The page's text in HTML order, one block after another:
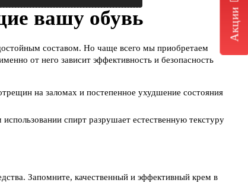
Акции
вашу обувь
составом. Но чаще всего мы приобретаем
от него зависит эффективность и безопасность
на заломах и постепенное ухудшение состояния
спирт разрушает естественную текстуру
Запомните, качественный и эффективный крем в